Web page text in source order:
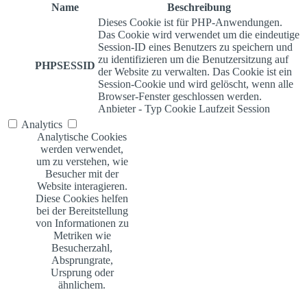
Name
Beschreibung
PHPSESSID
Dieses Cookie ist für PHP-Anwendungen.
Das Cookie wird verwendet um die eindeutige
Session-ID eines Benutzers zu speichern und
zu identifizieren um die Benutzersitzung auf
der Website zu verwalten. Das Cookie ist ein
Session-Cookie und wird gelöscht, wenn alle
Browser-Fenster geschlossen werden.
Anbieter - Typ Cookie Laufzeit Session
Analytics
Analytische Cookies
werden verwendet,
um zu verstehen, wie
Besucher mit der
Website interagieren.
Diese Cookies helfen
bei der Bereitstellung
von Informationen zu
Metriken wie
Besucherzahl,
Absprungrate,
Ursprung oder
ähnlichem.